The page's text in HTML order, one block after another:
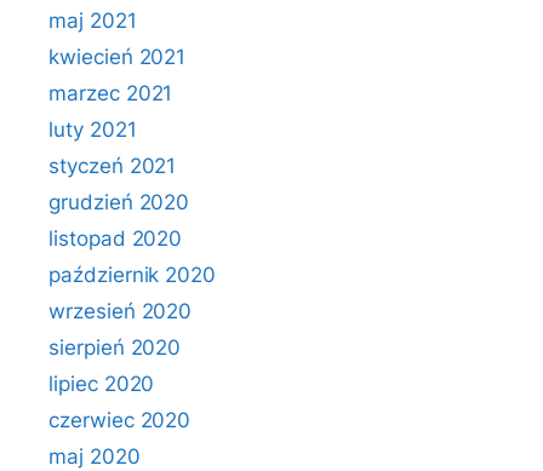
maj 2021
kwiecień 2021
marzec 2021
luty 2021
styczeń 2021
grudzień 2020
listopad 2020
październik 2020
wrzesień 2020
sierpień 2020
lipiec 2020
czerwiec 2020
maj 2020